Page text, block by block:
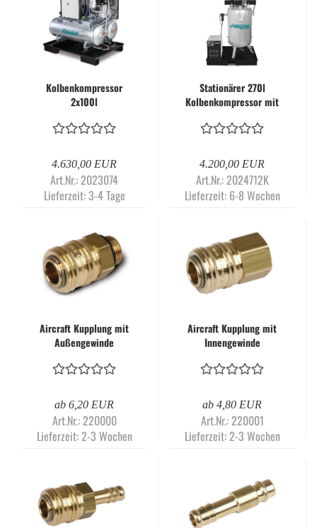
Kolbenkompressor
2x100l
Kältetrockner, Feinfilter,
AIRPROFI DUO -703
4.630,00 EUR
Art.Nr.: 2023074
Lieferzeit:3-4 Tage
Stationärer 270l
Kolbenkompressor mit
703/270/10 VK
4.200,00 EUR
Art.Nr.: 2024712K
Lieferzeit: 6-8 Wochen
Aircraft Kupplung mit
Außengewinde
ab 6,20 EUR
Art.Nr.: 220000
Lieferzeit:2-3 Wochen
Aircraft Kupplung mit
Innengewinde
ab 4,80 EUR
Art.Nr.: 220001
Lieferzeit:2-3 Wochen